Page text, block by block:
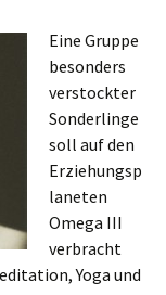
Eine Gruppe
besonders
verstockter
Sonderlinge
soll auf den
Erziehungsp
laneten
Omega III
verbracht
Yoga und